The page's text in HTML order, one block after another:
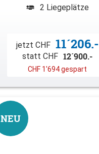
2 Liegeplätze
jetzt CHF 11´206.-
statt CHF 12´900.-
CHF 1'694 gespart
NEU